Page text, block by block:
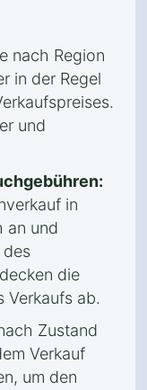
nach Region
in der Regel
und
in
an und
des
die
Verkaufs ab.
Zustand
Verkauf
um den